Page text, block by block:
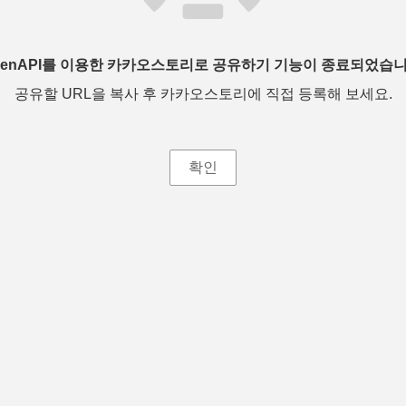
를 이용한 카카오스토리로 공유하기 기능이 종료되었습
공유할 URL을 복사 후 카카오스토리에 직접 등록해 보세요.
확인